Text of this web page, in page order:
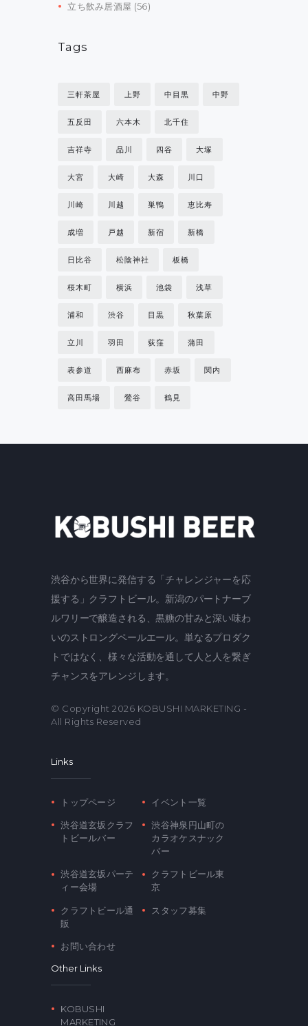
立ち飲み居酒屋 (56)
Tags
三軒茶屋 上野 中目黒 中野
五反田 六本木 北千住
吉祥寺 品川 四谷 大塚
大宮 大崎 大森 川口
川崎 川越 巣鴨 恵比寿
成増 戸越 新宿 新橋
日比谷 松陰神社 板橋
桜木町 横浜 池袋 浅草
浦和 渋谷 目黒 秋葉原
立川 羽田 荻窪 蒲田
表参道 西麻布 赤坂 関内
高田馬場 鶯谷 鶴見
渋谷から世界に発信する「チャレンジャーを応
援する」クラフトビール。新潟のパートナーブ
ルワリーで醸造される、黒糖の甘みと深い味わ
いのストロングペールエール。単なるプロダク
トではなく、様々な活動を通して人と人を繋ぎ
チャンスをアレンジします。
© Copyright 2026 KOBUSHI MARKETING -
All Rights Reserved
Links
トップページ イベント一覧
渋谷道玄坂クラフ
トビールバー
渋谷神泉円山町の
カラオケスナック
バー
渋谷道玄坂パーテ
ィー会場
クラフトビール東
京
クラフトビール通
販
スタッフ募集
お問い合わせ
Other Links
KOBUSHI
MARKETING